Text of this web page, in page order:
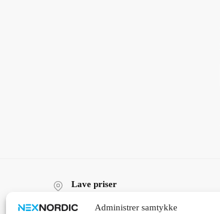
Administrer samtykke
Lave priser